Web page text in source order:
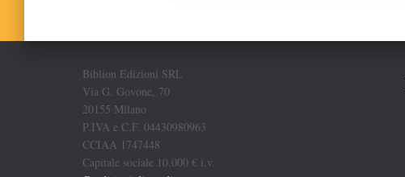
Biblion Edizioni SRL
Via G. Govone, 70
20155 Milano
P.IVA e C.F. 04430980963
CCIAA 1747448
Capitale sociale 10.000 € i.v.